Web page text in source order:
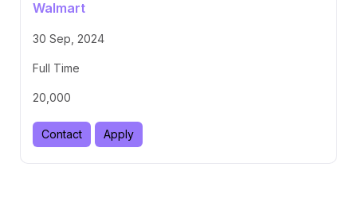
Walmart
30 Sep, 2024
Full Time
20,000
Contact Apply